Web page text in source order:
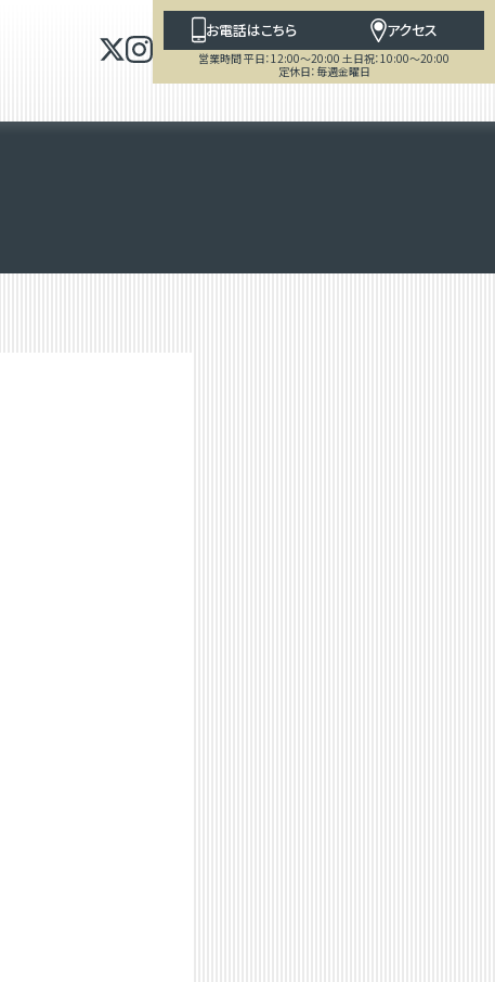
お電話はこちら アクセス
営業時間 平日：12:00～20:00 土日祝：10:00～20:00
定休日：毎週金曜日